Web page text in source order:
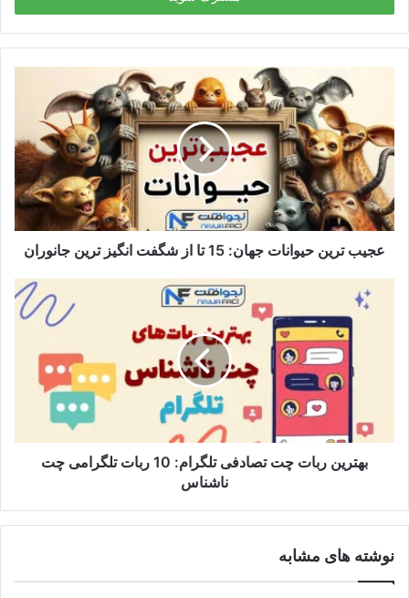
ا
ی
و
د
و
ا
عجیب ترین حیوانات جهان: 15 تا از شگفت انگیز ترین جانوران
بهترین ربات چت تصادفی تلگرام: 10 ربات تلگرامی چت
ناشناس
نوشته های مشابه